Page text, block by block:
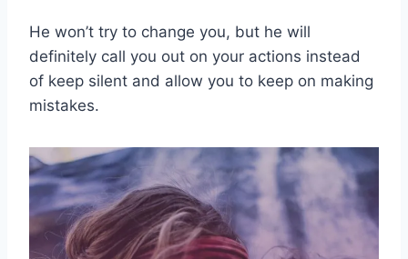
He won’t try to change you, but he will
definitely call you out on your actions instead
of keep silent and allow you to keep on making
mistakes.